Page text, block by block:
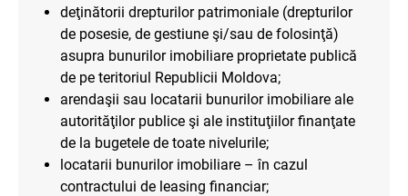
deţinătorii drepturilor patrimoniale (drepturilor
de posesie, de gestiune şi/sau de folosinţă)
asupra bunurilor imobiliare proprietate publică
de pe teritoriul Republicii Moldova;
arendaşii sau locatarii bunurilor imobiliare ale
autorităţilor publice şi ale instituţiilor finanţate
de la bugetele de toate nivelurile;
locatarii bunurilor imobiliare – în cazul
contractului de leasing financiar;